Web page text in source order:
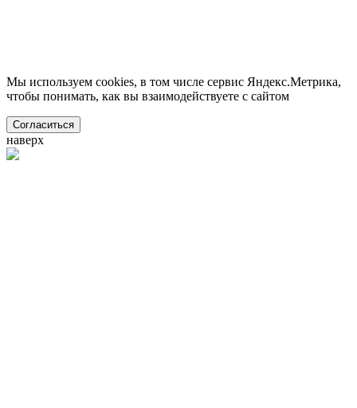
Мы используем cookies, в том числе сервис Яндекс.Метрика,
чтобы понимать, как вы взаимодействуете с сайтом
Согласиться
наверх